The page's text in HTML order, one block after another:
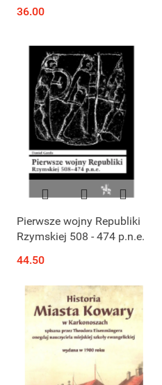
doktora i jak się obchodzić
36.00
Pierwsze wojny Republiki
Rzymskiej 508 - 474 p.n.e.
44.50